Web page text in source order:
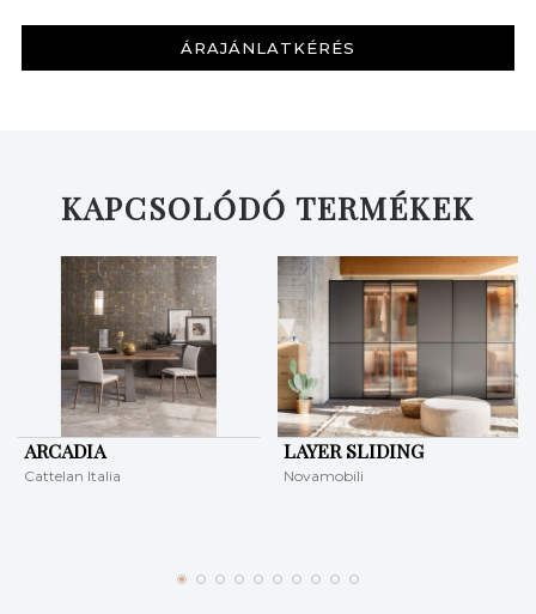
ÁRAJÁNLATKÉRÉS
KAPCSOLÓDÓ TERMÉKEK
ARCADIA
Cattelan Italia
LAYER SLIDING
Novamobili